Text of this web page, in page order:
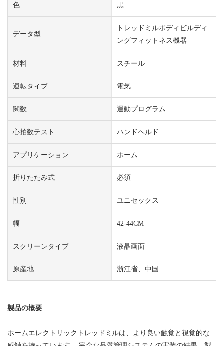
色 黒
データ型
トレッドミルボディビルディ
ングフィットネス機器
材料 スチール
運転タイプ 電気
関数 運動プログラム
心拍数テスト ハンドヘルド
アプリケーション ホーム
折りたたみ式 必須
性別 ユニセックス
幅 42-44CM
スクリーンタイプ 液晶画面
原産地 浙江省、中国
製品の概要
ホームエレクトリックトレッドミルは、より良い触覚と視覚的な